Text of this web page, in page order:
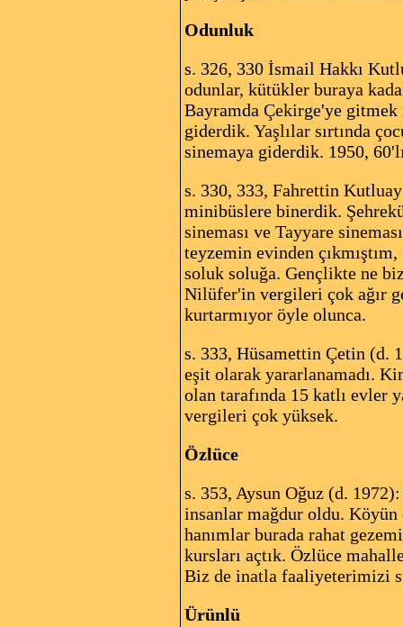
Odunluk
s. 326, 330 İsmail Hakkı
odunlar, kütükler buraya
Bayramda Çekirge'ye gitmek
giderdik. Yaşlılar sırtında
sinemaya giderdik. 1950,
s. 330, 333, Fahrettin
minibüslere binerdik.
sineması ve Tayyare
teyzemin evinden
soluk soluğa. Gençlikte ne
Nilüfer'in vergileri çok ağır
kurtarmıyor öyle olunca.
s. 333, Hüsamettin Çetin (d.
eşit olarak yararlanamadı.
olan tarafında 15 katlı evler
vergileri çok yüksek.
Özlüce
s. 353, Aysun Oğuz (d.
insanlar mağdur oldu. Köyün
hanımlar burada rahat
kursları açtık. Özlüce
Biz de inatla faaliyeterimizi
Ürünlü